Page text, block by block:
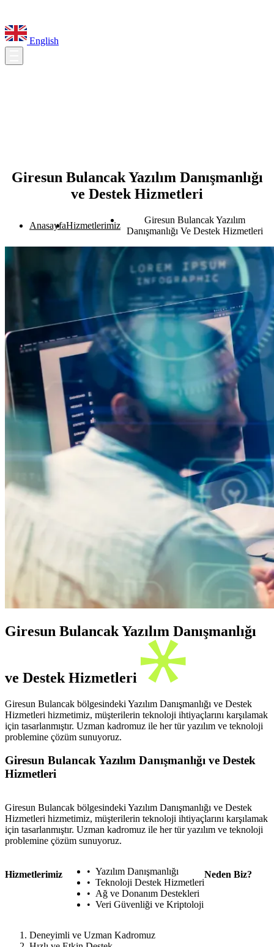
English
Giresun Bulancak Yazılım Danışmanlığı
ve Destek Hizmetleri
AnasayfaHizmetlerimiz
Giresun Bulancak Yazılım
Danışmanlığı Ve Destek Hizmetleri
Giresun Bulancak Yazılım Danışmanlığı
ve Destek Hizmetleri
Giresun Bulancak bölgesindeki Yazılım Danışmanlığı ve Destek
Hizmetleri hizmetimiz, müşterilerin teknoloji ihtiyaçlarını karşılamak
için tasarlanmıştır. Uzman kadromuz ile her tür yazılım ve teknoloji
problemine çözüm sunuyoruz.
Giresun Bulancak Yazılım Danışmanlığı ve Destek
Hizmetleri
Giresun Bulancak bölgesindeki Yazılım Danışmanlığı ve Destek
Hizmetleri hizmetimiz, müşterilerin teknoloji ihtiyaçlarını karşılamak
için tasarlanmıştır. Uzman kadromuz ile her tür yazılım ve teknoloji
problemine çözüm sunuyoruz.
Hizmetlerimiz
Yazılım Danışmanlığı
Teknoloji Destek Hizmetleri
Ağ ve Donanım Destekleri
Veri Güvenliği ve Kriptoloji
Neden Biz?
Deneyimli ve Uzman Kadromuz